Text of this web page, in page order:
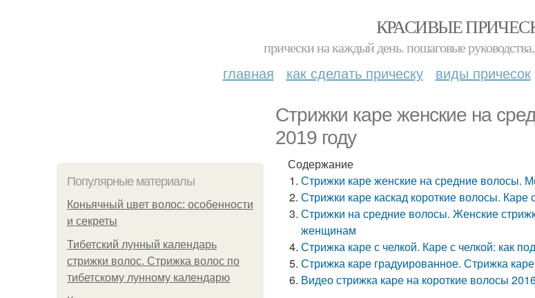
КРАСИВЫЕ
прически на каждый день. пошаговые
главная как сделать прическу виды причесок
Стрижки каре женские на
2019 году
Популярные материалы
Коньячный цвет волос: особенности
и секреты
Тибетский лунный календарь
стрижки волос. Стрижка волос по
тибетскому лунному календарю
Содержание
Стрижки каре женские на средние волосы.
Стрижки каре каскад короткие волосы. Каре
Стрижки на средние волосы. Женские
женщинам
Стрижка каре с челкой. Каре с челкой: как
Стрижка каре градуированное. Стрижка
Видео стрижка каре на короткие волосы